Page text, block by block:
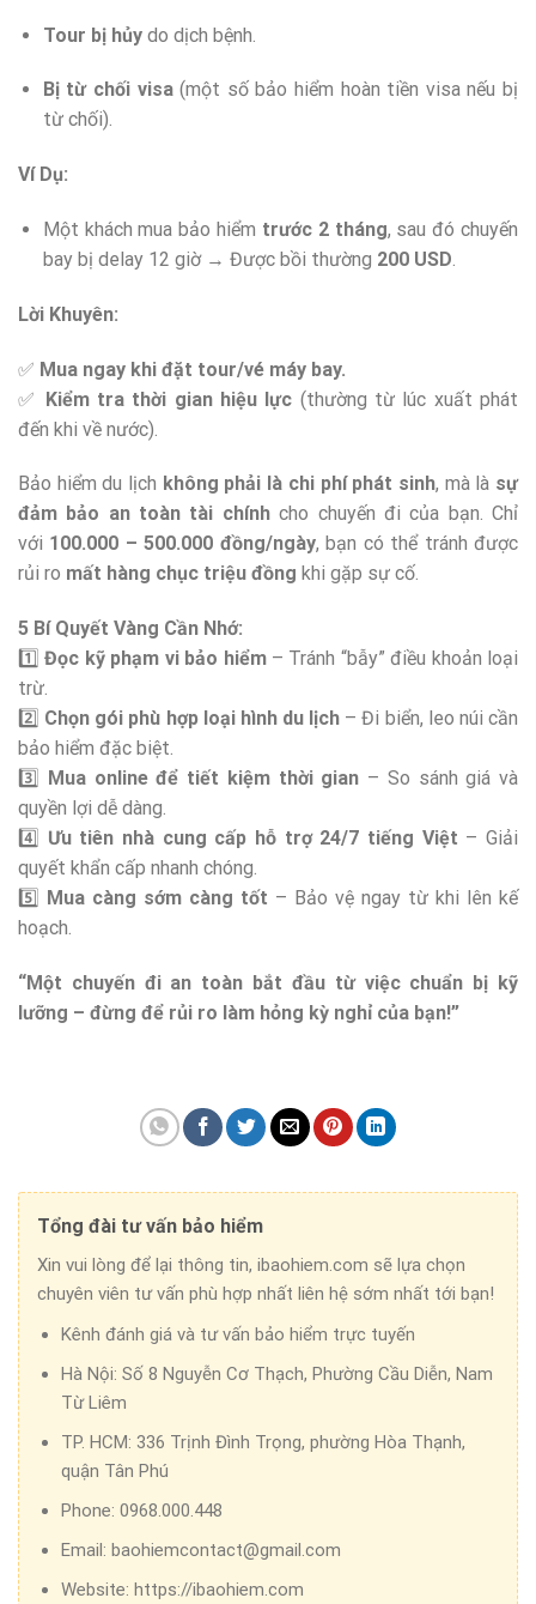
Tour bị hủydo dịch bệnh.
Bị từ chối visa(một số bảo hiểm hoàn tiền visa nếu bị
từ chối).
Ví Dụ:
Một khách mua bảo hiểm trước 2 tháng, sau đó chuyến
bay bị delay 12 giờ → Được bồi thường 200 USD.
Lời Khuyên:
✅ Mua ngay khi đặt tour/vé máy bay.
✅ Kiểm tra thời gian hiệu lực (thường từ lúc xuất phát
đến khi về nước).
Bảo hiểm du lịch không phải là chi phí phát sinh, mà là sự
đảm bảo an toàn tài chínhcho chuyến đi của bạn. Chỉ
với 100.000 – 500.000 đồng/ngày, bạn có thể tránh được
rủi ro mất hàng chục triệu đồng khi gặp sự cố.
5 Bí Quyết Vàng Cần Nhớ:
1️⃣Đọc kỹ phạm vi bảo hiểm– Tránh “bẫy” điều khoản loại
trừ.
2️⃣ Chọn gói phù hợp loại hình du lịch – Đi biển, leo núi cần
bảo hiểm đặc biệt.
3️⃣ Mua online để tiết kiệm thời gian – So sánh giá và
quyền lợi dễ dàng.
4️⃣ Ưu tiên nhà cung cấp hỗ trợ 24/7 tiếng Việt – Giải
quyết khẩn cấp nhanh chóng.
5️⃣ Mua càng sớm càng tốt – Bảo vệ ngay từ khi lên kế
hoạch.
“Một chuyến đi an toàn bắt đầu từ việc chuẩn bị kỹ
lưỡng – đừng để rủi ro làm hỏng kỳ nghỉ của bạn!”
Tổng đài tư vấn bảo hiểm
Xin vui lòng để lại thông tin, ibaohiem.com sẽ lựa chọn
chuyên viên tư vấn phù hợp nhất liên hệ sớm nhất tới bạn!
Kênh đánh giá và tư vấn bảo hiểm trực tuyến
Hà Nội: Số 8 Nguyễn Cơ Thạch, Phường Cầu Diễn, Nam
Từ Liêm
TP. HCM: 336 Trịnh Đình Trọng, phường Hòa Thạnh,
quận Tân Phú
Phone: 0968.000.448
Email: baohiemcontact@gmail.com
Website: https://ibaohiem.com